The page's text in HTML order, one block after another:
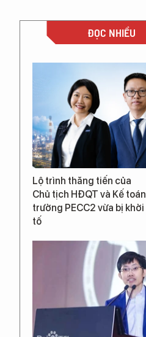
ĐỌC NHIỀU
Lộ trình thăng tiến của
Chủ tịch HĐQT và Kế toán
trưởng PECC2 vừa bị khởi
tố